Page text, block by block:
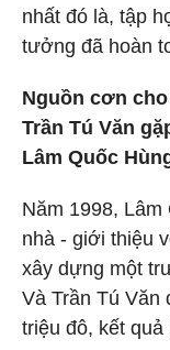
nhất đó là, tập
tưởng đã hoàn
Nguồn cơn
Trần Tú Văn
Lâm Quốc
Năm 1998,
nhà - giới thiệu
xây dựng một
Và Trần Tú Văn
triệu đô, kết